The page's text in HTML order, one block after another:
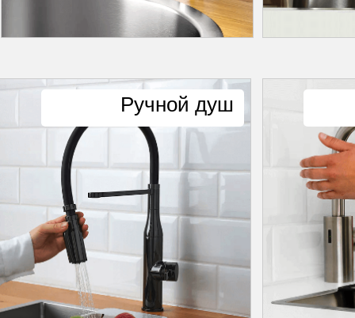
Ручной душ